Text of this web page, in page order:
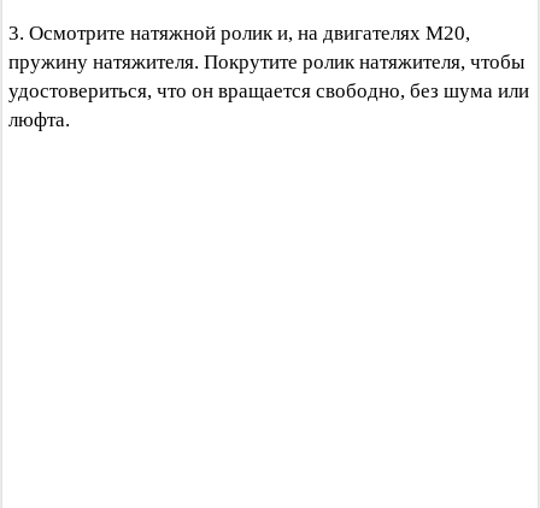
3. Осмотрите натяжной ролик и, на двигателях М20,
пружину натяжителя. Покрутите ролик натяжителя, чтобы
удостовериться, что он вращается свободно, без шума или
люфта.